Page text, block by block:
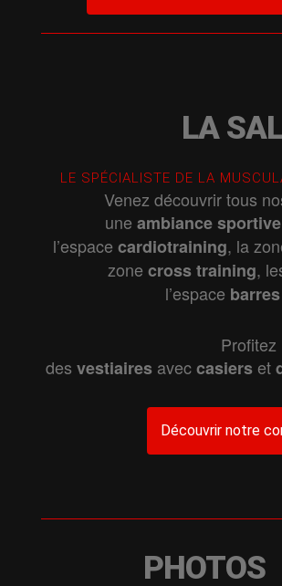
LA
LE SPÉCIALISTE DE LA
Venez découvrir tous
une ambiance sportive
l’espace cardiotraining, la
zone cross training,
l’espace barres
Profitez
des vestiaires aveccasiers et
Découvrir notre
PHOTOS